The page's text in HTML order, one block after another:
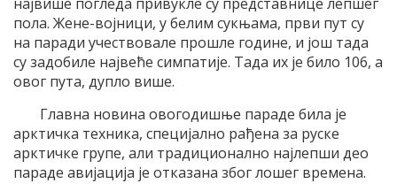
пола. Жене-војници, у белим сукњама, први пут су
на паради учествовале прошле године, и још тада
су задобиле највеће симпатије. Тада их је било 106, а
овог пута, дупло више.
Главна новина овогодишње параде била је
арктичка техника, специјално рађена за руске
арктичке групе, али традиционално најлепши део
параде авијација је отказана због лошег времена.